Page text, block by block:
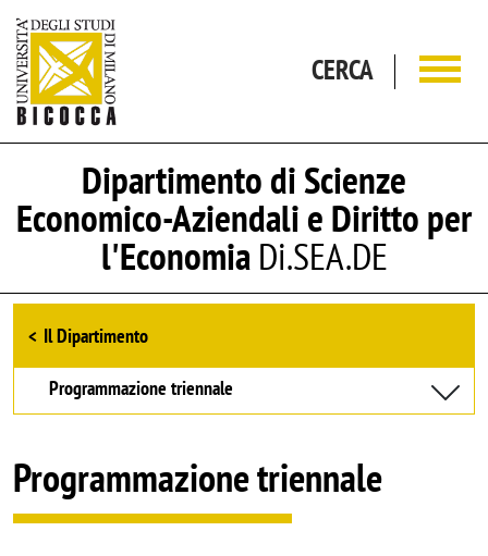
CERCA
Dipartimento di Scienze
Economico-Aziendali e Diritto per
l'EconomiaDi.SEA.DE
Browse the section
Il Dipartimento
Programmazione triennale
Programmazione triennale